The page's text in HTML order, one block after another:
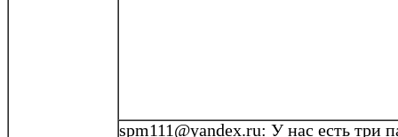
spm111@yandex.ru: У нас есть три